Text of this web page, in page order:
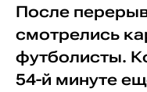
После
смотрелись
футболисты.
54-й минуте